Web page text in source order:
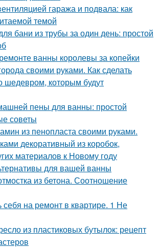
гаража и подвала: как
темой
бани из трубы за один день: простой
ванны королевы за копейки
своими руками. Как сделать
шедевром, которым будут
пены для ванны: простой
советы
из пенопласта своими руками.
декоративный из коробок,
материалов к Новому году
для вашей ванны
из бетона. Соотношение
себя на ремонт в квартире. 1 Не
из пластиковых бутылок: рецепт